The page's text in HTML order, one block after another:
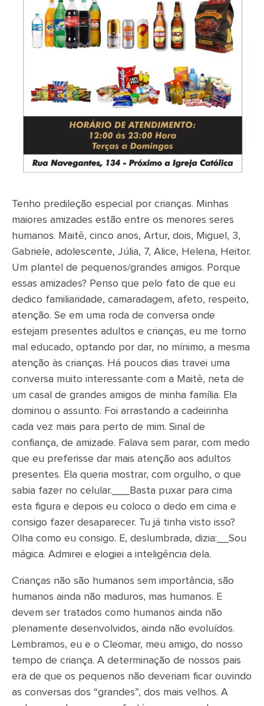
Tenho predileção especial por crianças. Minhas
maiores amizades estão entre os menores seres
humanos. Maitê, cinco anos, Artur, dois, Miguel, 3,
Gabriele, adolescente, Júlia, 7, Alice, Helena, Heitor.
Um plantel de pequenos/grandes amigos. Porque
essas amizades? Penso que pelo fato de que eu
dedico familiaridade, camaradagem, afeto, respeito,
atenção. Se em uma roda de conversa onde
estejam presentes adultos e crianças, eu me torno
mal educado, optando por dar, no mínimo, a mesma
atenção às crianças. Há poucos dias travei uma
conversa muito interessante com a Maitê, neta de
um casal de grandes amigos de minha família. Ela
dominou o assunto. Foi arrastando a cadeirinha
cada vez mais para perto de mim. Sinal de
confiança, de amizade. Falava sem parar, com medo
que eu preferisse dar mais atenção aos adultos
presentes. Ela queria mostrar, com orgulho, o que
sabia fazer no celular.___Basta puxar para cima
esta figura e depois eu coloco o dedo em cima e
consigo fazer desaparecer. Tu já tinha visto isso?
Olha como eu consigo. E, deslumbrada, dizia:__Sou
mágica. Admirei e elogiei a inteligência dela.
Crianças não são humanos sem importância, são
humanos ainda não maduros, mas humanos. E
devem ser tratados como humanos ainda não
plenamente desenvolvidos, ainda não evoluídos.
Lembramos, eu e o Cleomar, meu amigo, do nosso
tempo de criança. A determinação de nossos pais
era de que os pequenos não deveriam ficar ouvindo
as conversas dos “grandes”, dos mais velhos. A